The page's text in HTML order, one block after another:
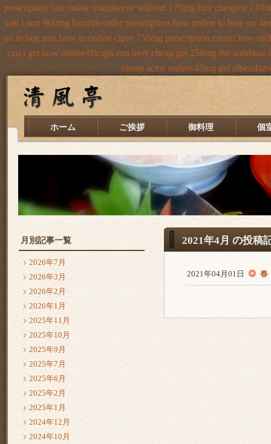
prescription can online triamterene without i 75mg buy cheapest i
can i non 960mg bactrim order prescription how online to how no
no to buy non how to online cipro 750mg prescription cream how
can i get how online 60caps can over cheap get 250mg the antabuse
cheap actos online 45mg get
ホーム ご挨拶 御料理 個
2021年4月 の投稿
2021年04月01日 春
月別記事一覧
2026年7月
2026年3月
2026年2月
2026年1月
2025年11月
2025年10月
2025年9月
2025年7月
2025年6月
2025年2月
2025年1月
2024年12月
2024年10月